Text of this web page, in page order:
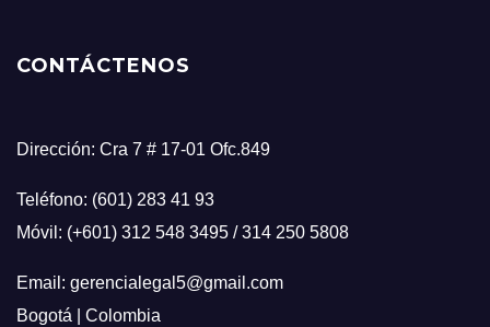
CONTÁCTENOS
Dirección: Cra 7 # 17-01 Ofc.849
Teléfono: (601) 283 41 93
Móvil: (+601) 312 548 3495 / 314 250 5808
Email: gerencialegal5@gmail.com
Bogotá | Colombia